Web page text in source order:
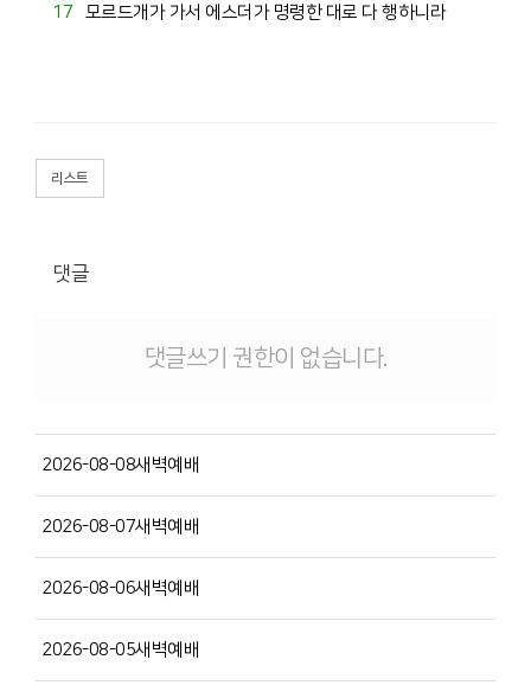
17 모르드개 가 가서 에스더 가 명령한 대로 다 행하니라
리스트
댓글
댓글쓰기 권한이 없습니다.
2026-08-08새벽예배
2026-08-07새벽예배
2026-08-06새벽예배
2026-08-05새벽예배